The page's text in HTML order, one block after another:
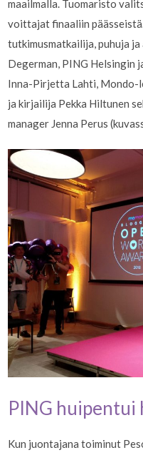
maailmalla. Tuomaristo
voittajat finaaliin
tutkimusmatkailija, puhuja
Degerman, PING Helsingin
Inna-Pirjetta Lahti, Mondo-
ja kirjailija Pekka Hiltunen
manager Jenna Perus
PING huipentui
Kun juontajana toiminut